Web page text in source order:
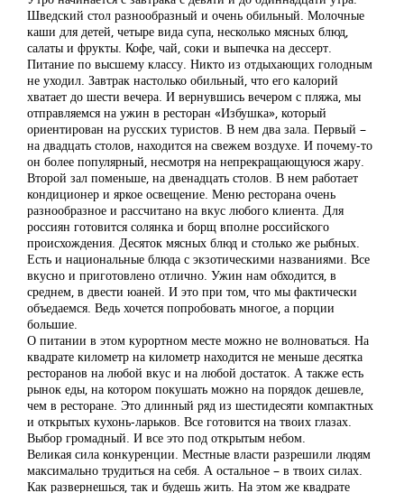
Шведский стол разнообразный и очень обильный. Молочные
каши для детей, четыре вида супа, несколько мясных блюд,
салаты и фрукты. Кофе, чай, соки и выпечка на дессерт.
Питание по высшему классу. Никто из отдыхающих голодным
не уходил. Завтрак настолько обильный, что его калорий
хватает до шести вечера. И вернувшись вечером с пляжа, мы
отправляемся на ужин в ресторан «Избушка», который
ориентирован на русских туристов. В нем два зала. Первый –
на двадцать столов, находится на свежем воздухе. И почему-то
он более популярный, несмотря на непрекращающуюся жару.
Второй зал поменьше, на двенадцать столов. В нем работает
кондиционер и яркое освещение. Меню ресторана очень
разнообразное и рассчитано на вкус любого клиента. Для
россиян готовится солянка и борщ вполне российского
происхождения. Десяток мясных блюд и столько же рыбных.
Есть и национальные блюда с экзотическими названиями. Все
вкусно и приготовлено отлично. Ужин нам обходится, в
среднем, в двести юаней. И это при том, что мы фактически
объедаемся. Ведь хочется попробовать многое, а порции
большие.
О питании в этом курортном месте можно не волноваться. На
квадрате километр на километр находится не меньше десятка
ресторанов на любой вкус и на любой достаток. А также есть
рынок еды, на котором покушать можно на порядок дешевле,
чем в ресторане. Это длинный ряд из шестидесяти компактных
и открытых кухонь-ларьков. Все готовится на твоих глазах.
Выбор громадный. И все это под открытым небом.
Великая сила конкуренции. Местные власти разрешили людям
максимально трудиться на себя. А остальное – в твоих силах.
Как развернешься, так и будешь жить. На этом же квадрате